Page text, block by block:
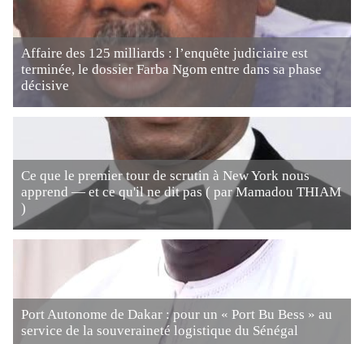
Affaire des 125 milliards : l’enquête judiciaire est
terminée, le dossier Farba Ngom entre dans sa phase
décisive
Ce que le premier tour de scrutin à New York nous
apprend — et ce qu'il ne dit pas ( par Mamadou THIAM
)
Port Autonome de Dakar : pour un « Port Bu Bess » au
service de la souveraineté logistique du Sénégal